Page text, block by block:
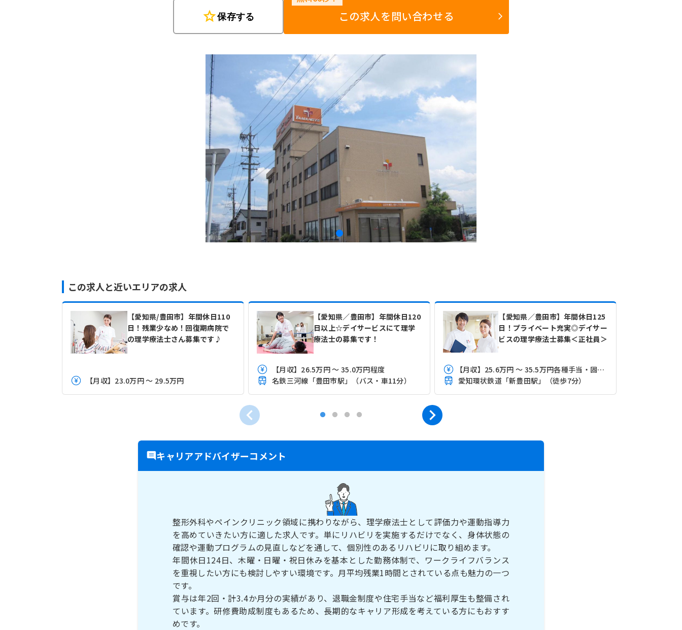
star保存する この求人を問い合わせる
この求人と近いエリアの求人
【愛知県/豊田市】年間休日110
日！残業少なめ！回復期病院で
の理学療法士さん募集です♪
【月収】23.0万円 ～ 29.5万円
【愛知県／豊田市】年間休日120
日以上☆デイサービスにて理学
療法士の募集です！
【月収】26.5万円 ～ 35.0万円程度
名鉄三河線「豊田市駅」（バス・車11分）
【愛知県／豊田市】年間休日125
日！プライベート充実◎デイサー
ビスの理学療法士募集＜正社員＞
【月収】25.6万円 ～ 35.5万円各種手当・固定残業代含む
愛知環状鉄道「新豊田駅」（徒歩7分）
キャリアアドバイザーコメント
整形外科やペインクリニック領域に携わりながら、理学療法士として評価力や運動指導力
を高めていきたい方に適した求人です。単にリハビリを実施するだけでなく、身体状態の
確認や運動プログラムの見直しなどを通して、個別性のあるリハビリに取り組めます。
年間休日124日、木曜・日曜・祝日休みを基本とした勤務体制で、ワークライフバランス
を重視したい方にも検討しやすい環境です。月平均残業1時間とされている点も魅力の一つ
です。
賞与は年2回・計3.4か月分の実績があり、退職金制度や住宅手当など福利厚生も整備され
ています。研修費助成制度もあるため、長期的なキャリア形成を考えている方にもおすす
めです。